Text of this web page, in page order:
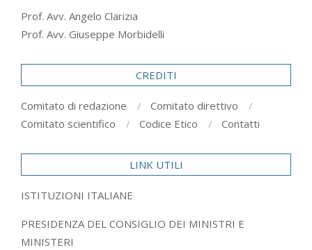
Prof. Avv. Angelo Clarizia
Prof. Avv. Giuseppe Morbidelli
CREDITI
Comitato di redazione
Comitato direttivo
Comitato scientifico
Codice Etico Contatti
LINK UTILI
ISTITUZIONI ITALIANE
PRESIDENZA DEL CONSIGLIO DEI MINISTRI E
MINISTERI